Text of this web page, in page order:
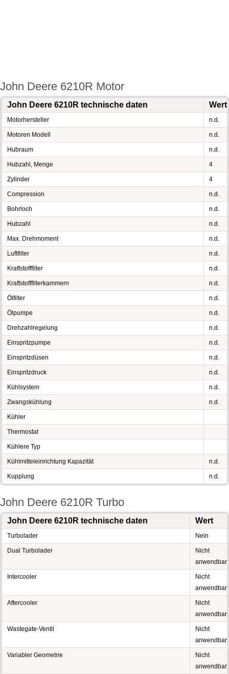
John Deere 6210R Motor
John Deere 6210R technische daten Wert
Motorhersteller n.d.
Motoren Modell n.d.
Hubraum n.d.
Hubzahl, Menge 4
Zylinder 4
Compression n.d.
Bohrloch n.d.
Hubzahl n.d.
Max. Drehmoment n.d.
Luftfilter n.d.
Kraftstofffilter n.d.
Kraftstofffilterkammern n.d.
Ölfilter n.d.
Ölpumpe n.d.
Drehzahlregelung n.d.
Einspritzpumpe n.d.
Einspritzdüsen n.d.
Einspritzdruck n.d.
Kühlsystem n.d.
Zwangskühlung n.d.
Kühler
Thermostat
Kühlere Typ
Kühlmitteleinrichtung Kapazität n.d.
Kupplung n.d.
John Deere 6210R Turbo
John Deere 6210R technische daten Wert
Turbolader Nein
Dual Turbolader
Nicht
anwendbar
Intercooler
Nicht
anwendbar
Aftercooler
Nicht
anwendbar
Wastegate-Ventil
Nicht
anwendbar
Variabler Geometrie
Nicht
anwendbar